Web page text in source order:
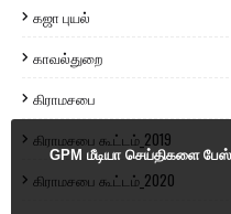
கஜா புயல்
காவல்துறை
கிராமசபை
கிராமசபை கூட்டம்_2019
கிராமசபை கூட்டம்_2020
GPM மீடியா செய்திகளை